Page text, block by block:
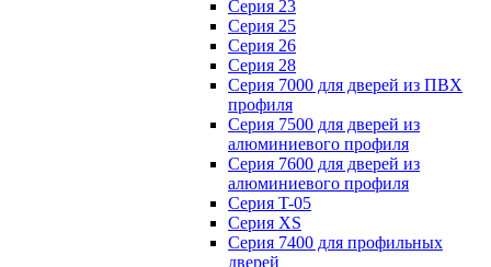
Серия 23
Серия 25
Серия 26
Серия 28
Серия 7000 для дверей из ПВХ
профиля
Серия 7500 для дверей из
алюминиевого профиля
Серия 7600 для дверей из
алюминиевого профиля
Серия T-05
Серия XS
Серия 7400 для профильных
дверей